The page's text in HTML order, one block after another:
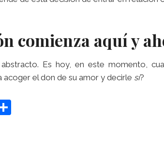
comienza aquí y
Es hoy, en este momento,
acoger el don de su amor y decirle sí?